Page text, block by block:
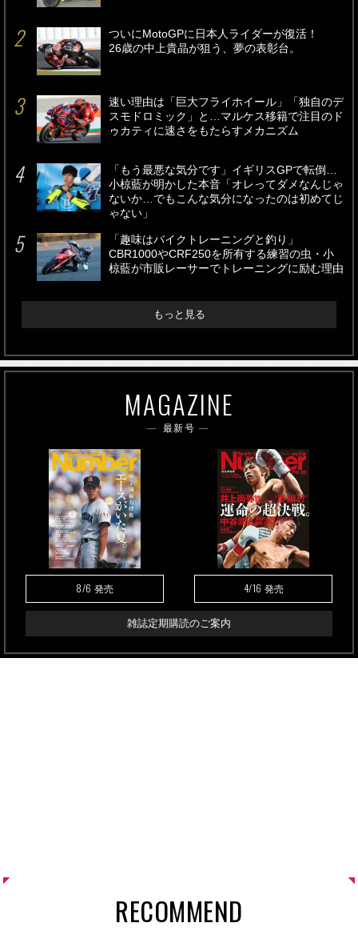
ついにMotoGPに日本人ライダーが復活！
26歳の中上貴晶が狙う、夢の表彰台。
速い理由は「巨大フライホイール」「独自のデ
スモドロミック」と…マルケス移籍で注目のド
ゥカティに速さをもたらすメカニズム
「もう最悪な気分です」イギリスGPで転倒…
小椋藍が明かした本音「オレってダメなんじゃ
ないか…でもこんな気分になったのは初めてじ
ゃない」
「趣味はバイクトレーニングと釣り」
CBR1000やCRF250を所有する練習の虫・小
椋藍が市販レーサーでトレーニングに励む理由
もっと見る
MAGAZINE
最新号
8/6 発売 4/16 発売
雑誌定期購読のご案内
RECOMMEND